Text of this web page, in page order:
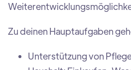
Zu deinen Hauptaufgaben
Unterstützung von